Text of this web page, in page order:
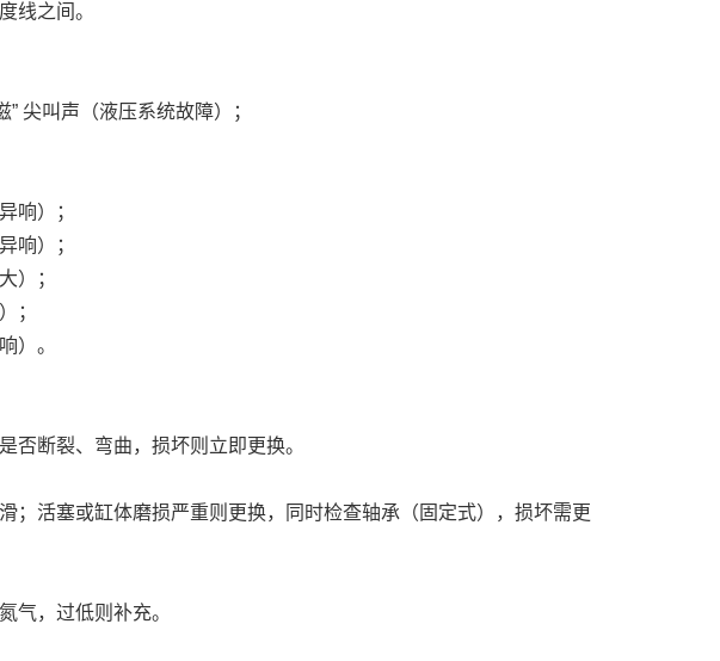
线之间。
尖叫声（液压系统故障）；
响）；
响）；
）；
；
）。
否断裂、弯曲，损坏则立即更换。
；活塞或缸体磨损严重则更换，同时检查轴承（固定式），损坏需更
气，过低则补充。